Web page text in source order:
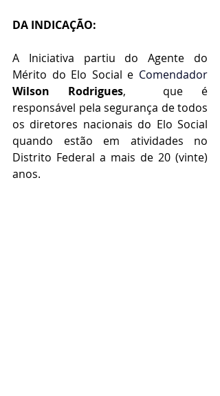
DA INDICAÇÃO:
A Iniciativa partiu do Agente do
Mérito do Elo Social e
Wilson Rodrigues,  que é
responsável pela segurança de todos
os diretores nacionais do Elo Social
quando estão em atividades no
Distrito Federal a mais de 20 (vinte)
anos.